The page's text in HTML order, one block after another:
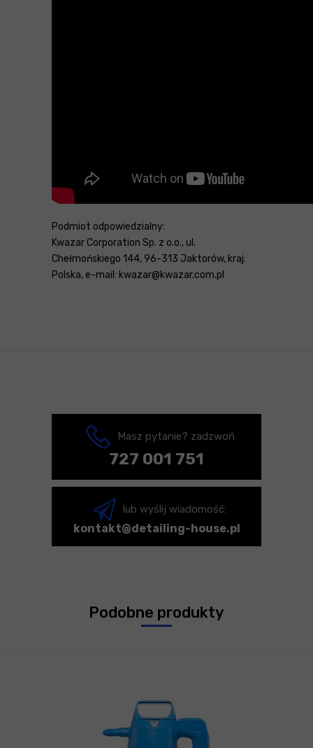
Podmiot odpowiedzialny:
Kwazar Corporation Sp. z o.o., ul.
Chełmońskiego 144, 96-313 Jaktorów, kraj:
Polska, e-mail: kwazar@kwazar.com.pl
Masz pytanie? zadzwoń
727 001 751
lub wyślij wiadomość:
kontakt@detailing-house.pl
Podobne produkty